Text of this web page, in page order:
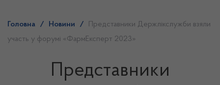
Головна / Новини /
Представники Держлікслужби взяли
участь у форумі «ФармЕксперт 2023»
Представники